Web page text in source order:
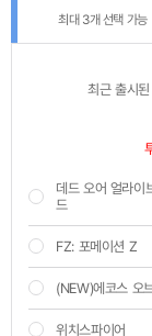
목
:
최대 3개 선택 가능
최근 출시
데드 오어 얼라이
드
FZ: 포메이션 Z
(NEW)에코스 오
위치스파이어